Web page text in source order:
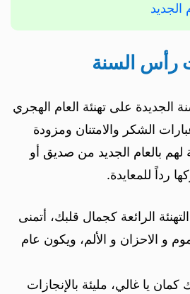
الجديد
رأس السنة
الجديدة على تهنئة العام الهجري
الشكر والامتنان ومزودة
لهم بالعام الجديد من صديق أو
رداً للمعايدة.
الرائعة كجمال قلبك، أتمنى
و الاحزان و الألم، ويكون عام
يا غالي، مليئة بالإنجازات